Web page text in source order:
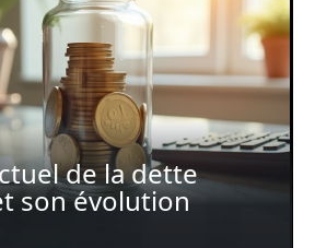
de la dette
son évolution